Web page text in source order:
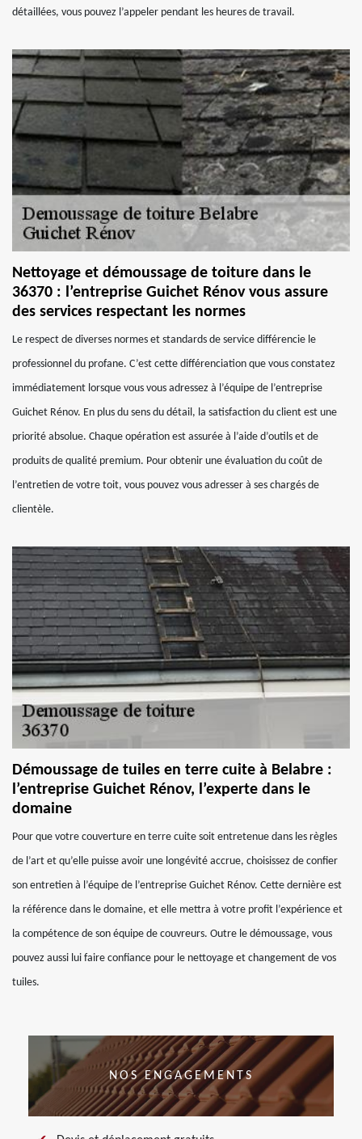
détaillées, vous pouvez l’appeler pendant les heures de travail.
Nettoyage et démoussage de toiture dans le
36370 : l’entreprise Guichet Rénov vous assure
des services respectant les normes
Le respect de diverses normes et standards de service différencie le
professionnel du profane. C’est cette différenciation que vous constatez
immédiatement lorsque vous vous adressez à l’équipe de l’entreprise
Guichet Rénov. En plus du sens du détail, la satisfaction du client est une
priorité absolue. Chaque opération est assurée à l’aide d’outils et de
produits de qualité premium. Pour obtenir une évaluation du coût de
l’entretien de votre toit, vous pouvez vous adresser à ses chargés de
clientèle.
Démoussage de tuiles en terre cuite à Belabre :
l’entreprise Guichet Rénov, l’experte dans le
domaine
Pour que votre couverture en terre cuite soit entretenue dans les règles
de l’art et qu’elle puisse avoir une longévité accrue, choisissez de confier
son entretien à l’équipe de l’entreprise Guichet Rénov. Cette dernière est
la référence dans le domaine, et elle mettra à votre profit l’expérience et
la compétence de son équipe de couvreurs. Outre le démoussage, vous
pouvez aussi lui faire confiance pour le nettoyage et changement de vos
tuiles.
NOS ENGAGEMENTS